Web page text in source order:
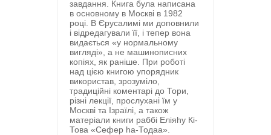
завдання. Книга була написана
в основному в Москві в 1982
році. В Єрусалимі ми доповнили
і відредагували її, і тепер вона
видається «у нормальному
вигляді», а не машинописних
копіях, як раніше. При роботі
над цією книгою упорядник
використав, зрозуміло,
традиційні коментарі до Тори,
різні лекції, прослухані їм у
Москві та Ізраїлі, а також
матеріали книги раббі Еліяhу Кі-
Това «Сефер ha-Тодаа».